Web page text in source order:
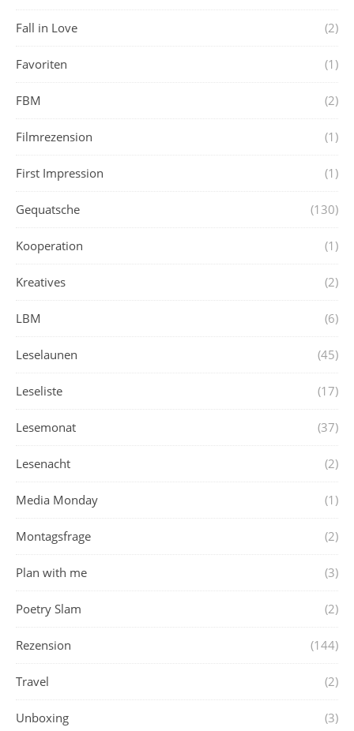
Fall in Love (2)
Favoriten (1)
FBM (2)
Filmrezension (1)
First Impression (1)
Gequatsche (130)
Kooperation (1)
Kreatives (2)
LBM (6)
Leselaunen (45)
Leseliste (17)
Lesemonat (37)
Lesenacht (2)
Media Monday (1)
Montagsfrage (2)
Plan with me (3)
Poetry Slam (2)
Rezension (144)
Travel (2)
Unboxing (3)